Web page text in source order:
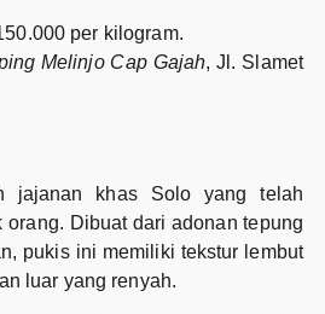
per kilogram.
Melinjo Cap Gajah, Jl. Slamet
jajanan khas Solo yang telah
orang. Dibuat dari adonan tepung
pukis ini memiliki tekstur lembut
luar yang renyah.